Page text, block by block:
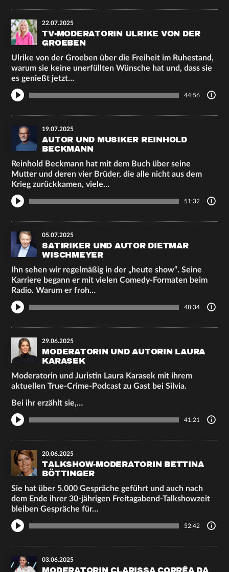
22.07.2025
TV-MODERATORIN ULRIKE VON DER
GROEBEN
Ulrike von der Groeben über die Freiheit im Ruhestand,
warum sie keine unerfüllten Wünsche hat und, dass sie
es genießt jetzt…
44:56
19.07.2025
AUTOR UND MUSIKER REINHOLD
BECKMANN
Reinhold Beckmann hat mit dem Buch über seine
Mutter und deren vier Brüder, die alle nicht aus dem
Krieg zurückkamen, viele…
51:32
05.07.2025
SATIRIKER UND AUTOR DIETMAR
WISCHMEYER
Ihn sehen wir regelmäßig in der „heute show“. Seine
Karriere begann er mit vielen Comedy-Formaten beim
Radio. Warum er froh…
48:34
29.06.2025
MODERATORIN UND AUTORIN LAURA
KARASEK
Moderatorin und Juristin Laura Karasek mit ihrem
aktuellen True-Crime-Podcast zu Gast bei Silvia.
Bei ihr erzählt sie,…
41:21
20.06.2025
TALKSHOW-MODERATORIN BETTINA
BÖTTINGER
Sie hat über 5.000 Gespräche geführt und auch nach
dem Ende ihrer 30-jährigen Freitagabend-Talkshowzeit
bleiben Gespräche für…
52:42
03.06.2025